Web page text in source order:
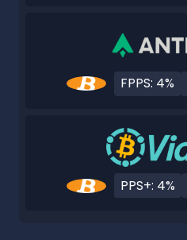
FPPS: 4%
PPS+: 4%